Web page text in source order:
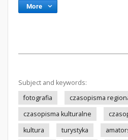
More
Subject and keywords:
fotografia
czasopisma
czasopisma kulturalne
kultura
turystyka